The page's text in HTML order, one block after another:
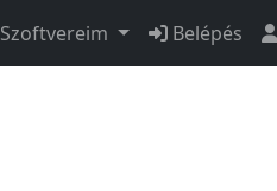
Szoftvereim Belépés